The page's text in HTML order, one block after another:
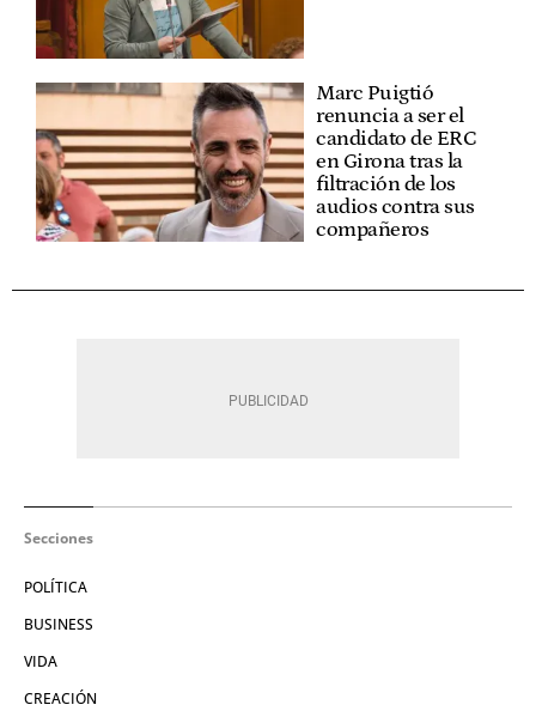
Marc Puigtió
renuncia a ser el
candidato de ERC
en Girona tras la
filtración de los
audios contra sus
compañeros
Secciones
POLÍTICA
BUSINESS
VIDA
CREACIÓN